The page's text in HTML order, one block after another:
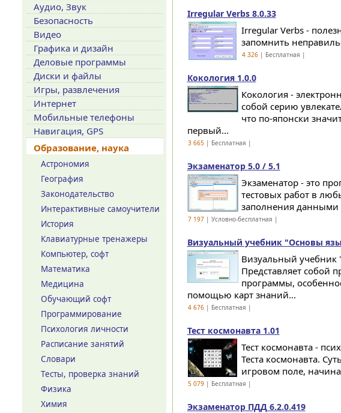
Irregular Verbs 8.0.33
Irregular Verbs -
запомнить
4 326| Бесплатная |
Кокология 1.0.0
Кокология -
собой серию
что по-японски
первый...
3 665| Бесплатная |
Экзаменатор 5.0 / 5.1
Экзаменатор - это
тестовых работ в
заполнения
7 197| Условно-бесплатная |
Визуальный учебник "Основы
Визуальный учебник
Представляет собой
программы,
помощью карт знаний...
4 676| Бесплатная |
Тест космонавта 1.01
Тест космонавта -
Теста космонавта.
игровом поле,
5 079| Бесплатная |
Экзаменатор ПДД 6.2.0.419
Аудио, Звук
Безопасность
Видео
Графика и дизайн
Деловые программы
Диски и файлы
Игры, развлечения
Интернет
Мобильные телефоны
Навигация, GPS
Образование, наука
Астрономия
География
Законодательство
Интерактивные самоучители
История
Клавиатурные тренажеры
Компьютер, софт
Математика
Медицина
Обучающий софт
Программирование
Психология личности
Расписание занятий
Словари
Тесты, проверка знаний
Физика
Химия